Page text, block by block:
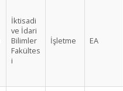
İktisadi
ve İdari
Bilimler
Fakültes
i
İşletme EA